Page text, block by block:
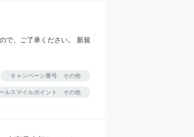
で、ご了承ください。 新規
キャンペーン番号 その他
ルスマイルポイント その他